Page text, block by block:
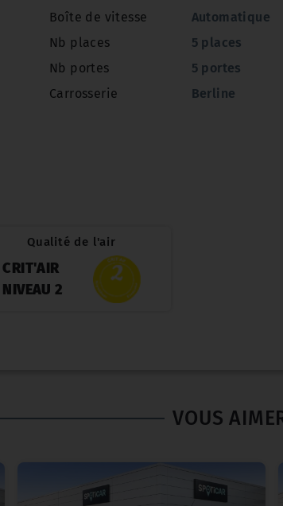
Boîte de vitesse
Automatique
Nb places
5 places
Nb portes
5 portes
Carrosserie
Berline
Qualité de l'air
CRIT'AIR
NIVEAU 2
VOUS